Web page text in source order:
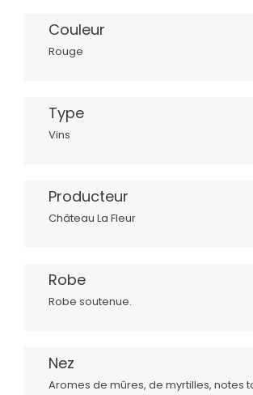
Couleur
Rouge
Type
Vins
Producteur
Château La Fleur
Robe
Robe soutenue.
Nez
Aromes de mûres, de myrtilles, notes